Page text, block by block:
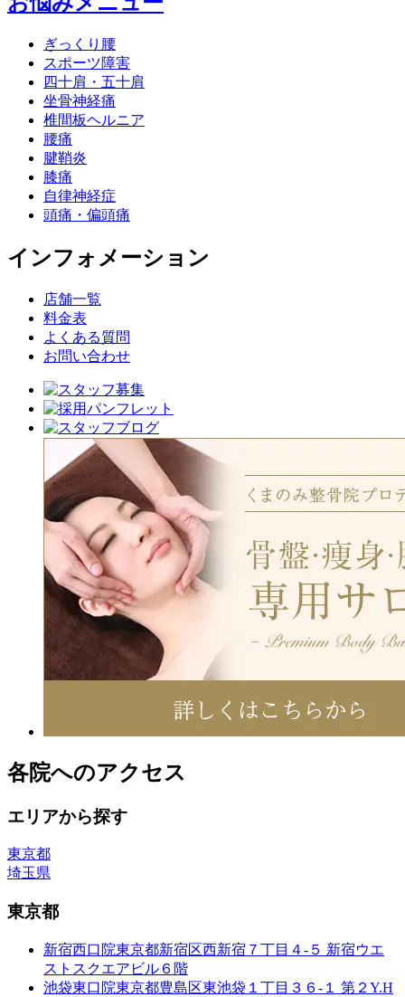
ぎっくり腰
スポーツ障害
四十肩・五十肩
坐骨神経痛
椎間板ヘルニア
腰痛
腱鞘炎
膝痛
自律神経症
頭痛・偏頭痛
インフォメーション
店舗一覧
料金表
よくある質問
お問い合わせ
各院へのアクセス
エリアから探す
東京都
埼玉県
東京都
新宿西口院東京都新宿区西新宿７丁目４-５ 新宿ウエ
ストスクエアビル６階
池袋東口院東京都豊島区東池袋１丁目３６-１ 第２Y.H